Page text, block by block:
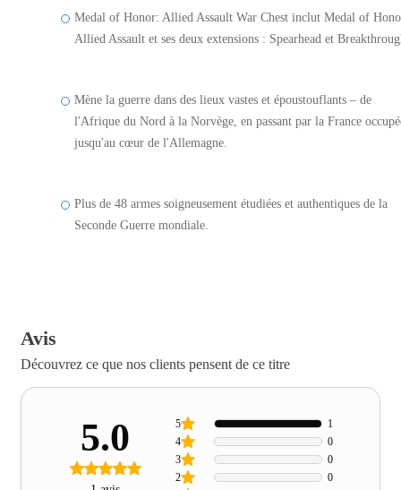
Medal of Honor: Allied Assault War Chest inclut Medal of
Allied Assault et ses deux extensions : Spearhead et
Mène la guerre dans des lieux vastes et époustouflants – de
l'Afrique du Nord à la Norvège, en passant par la France
jusqu'au cœur de l'Allemagne.
Plus de 48 armes soigneusement étudiées et authentiques de la
Seconde Guerre mondiale.
Avis
Découvrez ce que nos clients pensent de ce titre
5.0
2 0
3 0
4 0
5 1